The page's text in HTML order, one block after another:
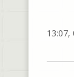
13:07,